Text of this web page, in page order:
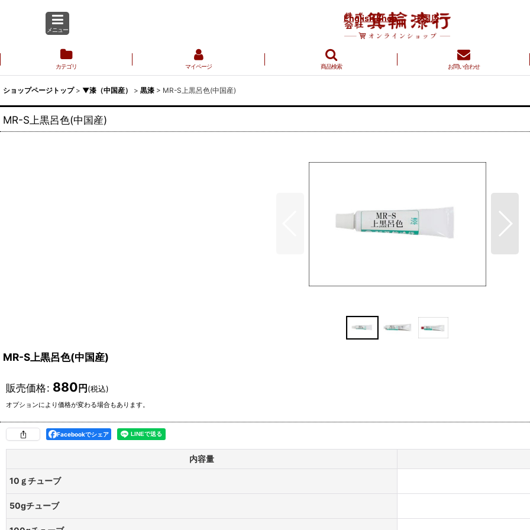
English Shop 中国店
メニュー
カテゴリ マイページ 商品検索 お問い合わせ
ショップページトップ > ▼漆（中国産） > 黒漆 > MR-S上黒呂色(中国産)
MR-S上黒呂色(中国産)
MR-S上黒呂色(中国産)
販売価格: 880円(税込)
オプションにより価格が変わる場合もあります。
Facebookでシェア
内容量
10ｇチューブ
50gチューブ